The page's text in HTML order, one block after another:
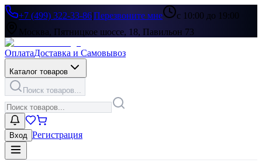
+7 (499) 322-33-86|Перезвоните мне
с 10:00 до 19:00
Москва, Пятницкое шоссе, 18, Павильон 73
ОплатаДоставка и Самовывоз
Каталог товаров
Поиск товаров...
Вход Регистрация